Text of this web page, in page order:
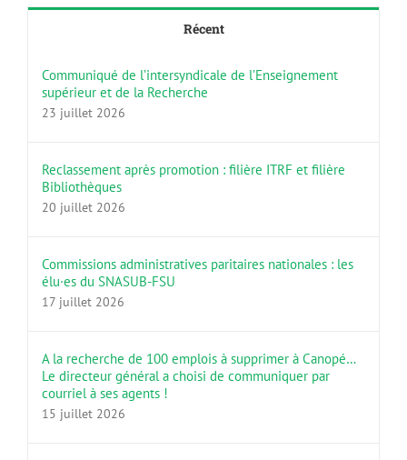
Récent
Communiqué de l’intersyndicale de l’Enseignement
supérieur et de la Recherche
23 juillet 2026
Reclassement après promotion : filière ITRF et filière
Bibliothèques
20 juillet 2026
Commissions administratives paritaires nationales : les
élu·es du SNASUB-FSU
17 juillet 2026
A la recherche de 100 emplois à supprimer à Canopé…
Le directeur général a choisi de communiquer par
courriel à ses agents !
15 juillet 2026